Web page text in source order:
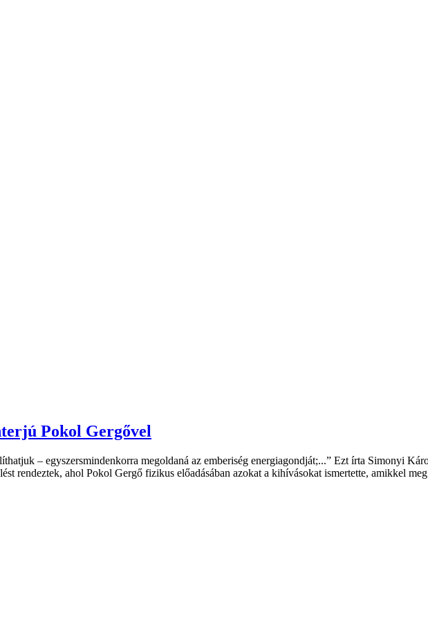
Pokol Gergővel
– egyszersmindenkorra megoldaná az emberiség energiagondját;...” Ezt írta Simonyi
rendeztek, ahol Pokol Gergő fizikus előadásában azokat a kihívásokat ismertette, amikkel